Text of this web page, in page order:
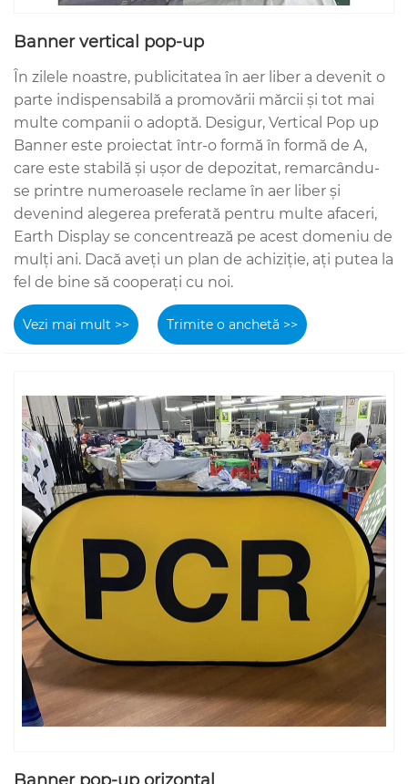
Banner vertical pop-up
În zilele noastre, publicitatea în aer liber a devenit o
parte indispensabilă a promovării mărcii și tot mai
multe companii o adoptă. Desigur, Vertical Pop up
Banner este proiectat într-o formă în formă de A,
care este stabilă și ușor de depozitat, remarcându-
se printre numeroasele reclame în aer liber și
devenind alegerea preferată pentru multe afaceri,
Earth Display se concentrează pe acest domeniu de
mulți ani. Dacă aveți un plan de achiziție, ați putea la
fel de bine să cooperați cu noi.
Vezi mai mult >> Trimite o anchetă >>